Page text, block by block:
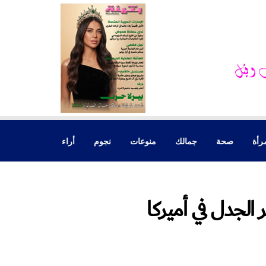
صحة جمالك منوعات نجوم أراء